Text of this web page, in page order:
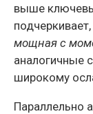
выше
мощная с
аналогичные
широкому
Параллельно